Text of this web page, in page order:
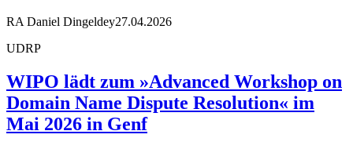
RA Daniel Dingeldey27.04.2026
UDRP
WIPO lädt zum »Advanced Workshop on
Domain Name Dispute Resolution« im
Mai 2026 in Genf